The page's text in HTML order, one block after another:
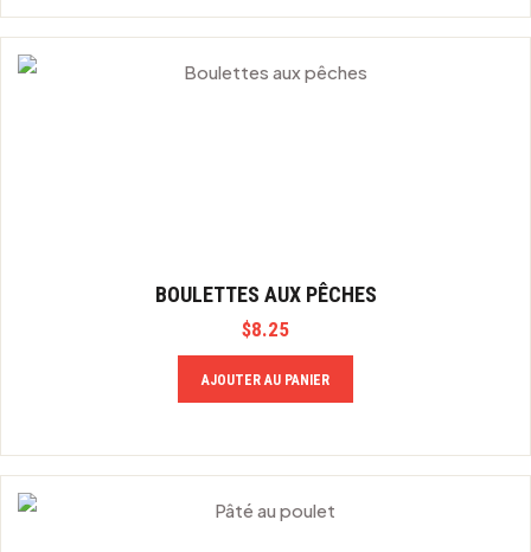
BOULETTES AUX PÊCHES
$8.25
AJOUTER AU PANIER